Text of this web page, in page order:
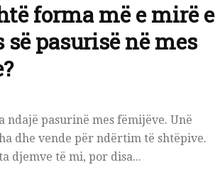
forma më e mirë e
së pasurisë në mes
ndajë pasurinë mes fëmijëve. Unë
dhe vende për ndërtim të shtëpive.
djemve të mi, por disa...